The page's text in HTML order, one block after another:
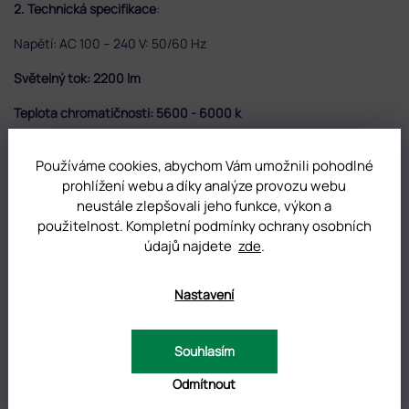
Používáme cookies, abychom Vám umožnili pohodlné
prohlížení webu a díky analýze provozu webu
neustále zlepšovali jeho funkce, výkon a
použitelnost. Kompletní podmínky ochrany osobních
údajů najdete zde.
Nastavení
Odmítnout
Souhlasím
2. Technická specifikace:
Napětí: AC 100 – 240 V: 50/60 Hz
Světelný tok: 2200 lm
Teplota chromatičnosti: 5600 - 6000 k
Délka lampy: 50 cm
Maximální rozpětí clipu: 6.5 cm
0.01 kg